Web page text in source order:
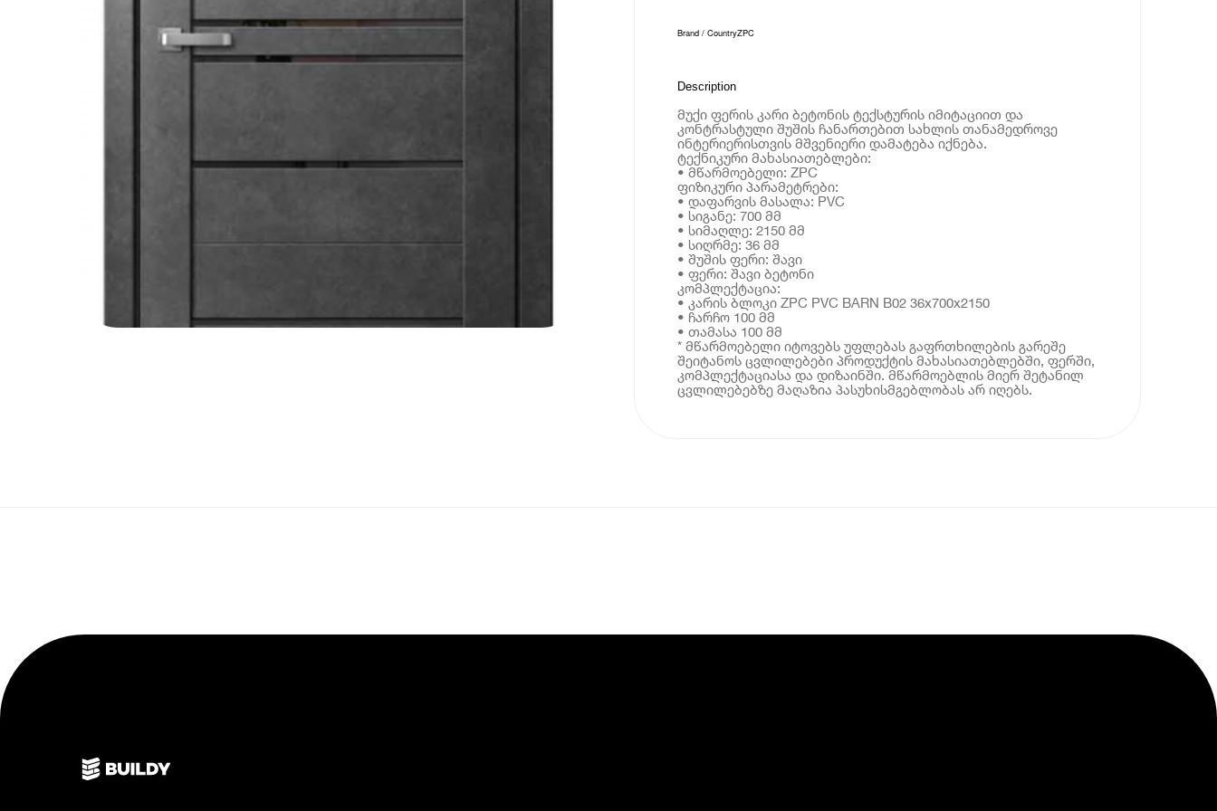
Brand / CountryZPC
Description
მუქი ფერის კარი ბეტონის ტექსტურის იმიტაციით და
კონტრასტული შუშის ჩანართებით სახლის თანამედროვე
ინტერიერისთვის მშვენიერი დამატება იქნება.
ტექნიკური მახასიათებლები:
• მწარმოებელი: ZPC
ფიზიკური პარამეტრები:
• დაფარვის მასალა: PVC
• სიგანე: 700 მმ
• სიმაღლე: 2150 მმ
• სიღრმე: 36 მმ
• შუშის ფერი: შავი
• ფერი: შავი ბეტონი
კომპლექტაცია:
• კარის ბლოკი ZPC PVC BARN B02 36x700x2150
• ჩარჩო 100 მმ
• თამასა 100 მმ
* მწარმოებელი იტოვებს უფლებას გაფრთხილების გარეშე
შეიტანოს ცვლილებები პროდუქტის მახასიათებლებში, ფერში,
კომპლექტაციასა და დიზაინში. მწარმოებლის მიერ შეტანილ
ცვლილებებზე მაღაზია პასუხისმგებლობას არ იღებს.